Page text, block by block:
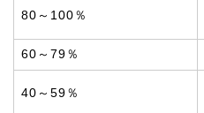
80～100％
60～79％
40～59％